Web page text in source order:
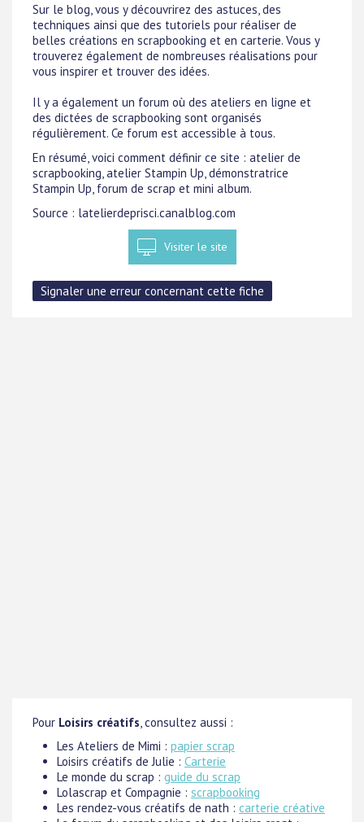
Sur le blog, vous y découvrirez des astuces, des
techniques ainsi que des tutoriels pour réaliser de
belles créations en scrapbooking et en carterie. Vous y
trouverez également de nombreuses réalisations pour
vous inspirer et trouver des idées.
Il y a également un forum où des ateliers en ligne et
des dictées de scrapbooking sont organisés
régulièrement. Ce forum est accessible à tous.
En résumé, voici comment définir ce site : atelier de
scrapbooking, atelier Stampin Up, démonstratrice
Stampin Up, forum de scrap et mini album.
Source : latelierdeprisci.canalblog.com
Visiter le site
Pour Loisirs créatifs, consultez aussi :
Les Ateliers de Mimi : papier scrap
Loisirs créatifs de Julie : Carterie
Le monde du scrap : guide du scrap
Lolascrap et Compagnie : scrapbooking
Les rendez-vous créatifs de nath : carterie créative